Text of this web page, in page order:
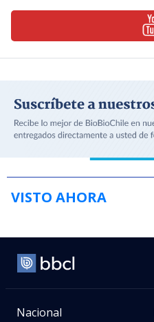
VISTO AHORA
Nacional